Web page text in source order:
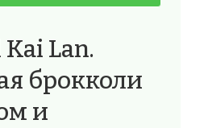
Lan.
брокколи
и